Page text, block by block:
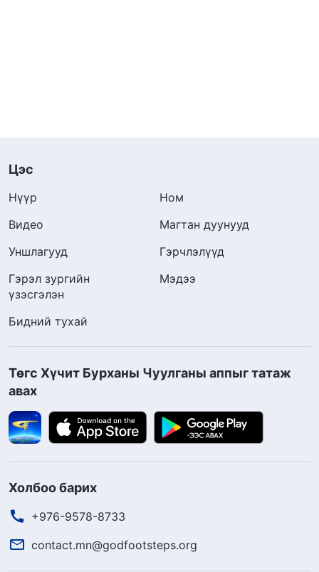
Цэс
Нүүр
Ном
Видео
Магтан дуунууд
Уншлагууд
Гэрчлэлүүд
Гэрэл зургийн
үзэсгэлэн
Мэдээ
Бидний тухай
Төгс Хүчит Бурханы Чуулганы аппыг татаж
авах
Холбоо барих
+976-9578-8733
contact.mn@godfootsteps.org